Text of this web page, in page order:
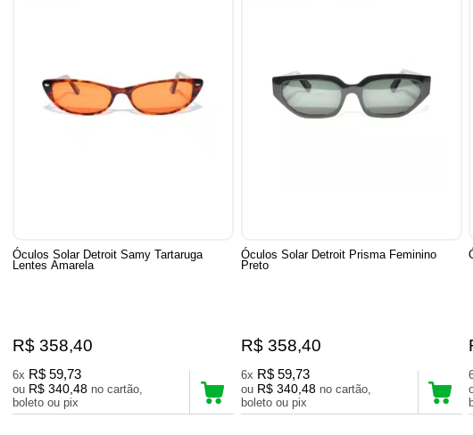
Óculos Solar Detroit Samy Tartaruga
Lentes Amarela
R$ 358,40
6x R$ 59,73
ou R$ 340,48 no cartão,
boleto ou pix
Óculos Solar Detroit Prisma Feminino
Preto
R$ 358,40
6x R$ 59,73
ou R$ 340,48 no cartão,
boleto ou pix